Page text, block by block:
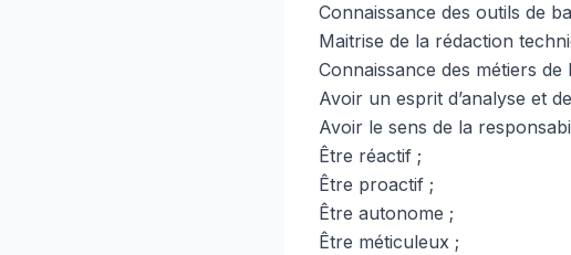
Connaissance des outils de
Maitrise de la rédaction
Connaissance des métiers
Avoir un esprit d’analyse et
Avoir le sens de la
Être réactif ;
Être proactif ;
Être autonome ;
Être méticuleux ;